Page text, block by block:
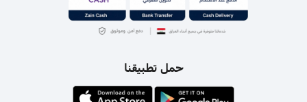
حمل تطبيقنا